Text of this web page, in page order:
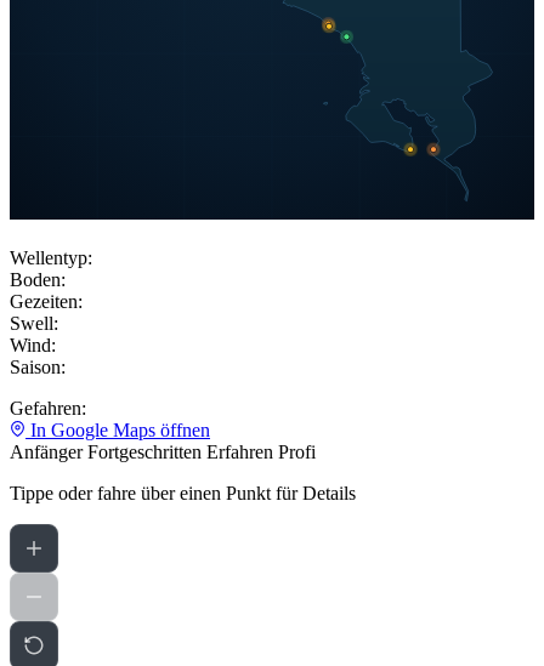
Wellentyp:
Boden:
Gezeiten:
Swell:
Wind:
Saison:
Gefahren:
In Google Maps öffnen
Anfänger Fortgeschritten Erfahren Profi
Tippe oder fahre über einen Punkt für Details